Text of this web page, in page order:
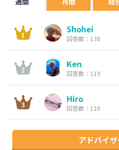
Shohei
回答数：138
Ken
回答数：119
Hiro
回答数：110
アドバイ